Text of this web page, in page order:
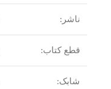
ناشر:
قطع کتاب:
شابک: